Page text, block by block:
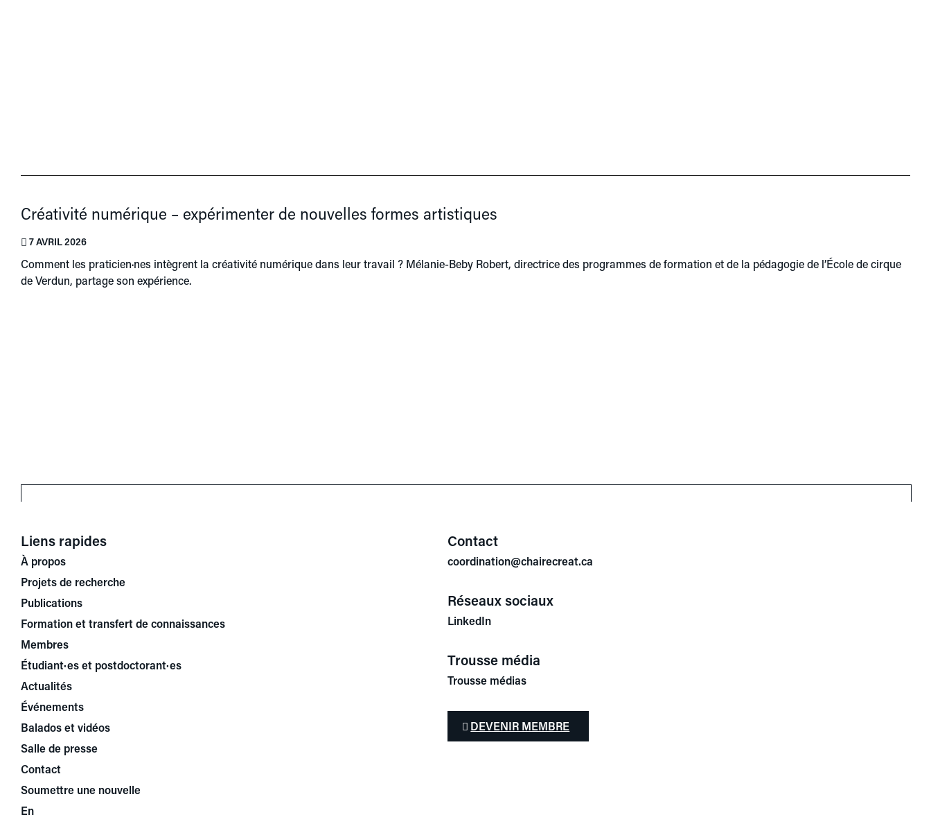
Créativité numérique – expérimenter de nouvelles formes artistiques
7 AVRIL 2026
Comment les praticien·nes intègrent la créativité numérique dans leur travail ? Mélanie-Beby Robert, directrice des programmes de formation et de la pédagogie de l’École de cirque
de Verdun, partage son expérience.
Liens rapides
À propos
Projets de recherche
Publications
Formation et transfert de connaissances
Membres
Étudiant·es et postdoctorant·es
Actualités
Événements
Balados et vidéos
Salle de presse
Contact
Soumettre une nouvelle
En
Contact
coordination@chairecreat.ca
Réseaux sociaux
LinkedIn
Trousse média
Trousse médias
DEVENIR MEMBRE